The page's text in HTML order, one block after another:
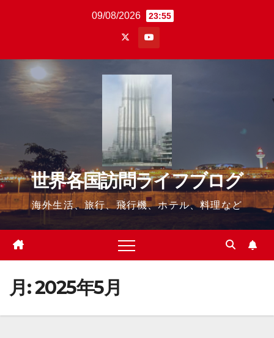
09/08/2026 23:55
世界各国訪問ライフブログ
海外生活、旅行、飛行機、ホテル、料理など
月:2025年5月